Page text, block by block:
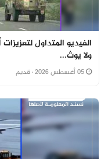
ولا يوث...
· قديم